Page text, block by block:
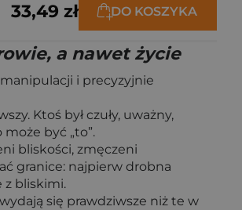
33,49 zł DO KOSZYKA
a nawet życie
i precyzyjnie
Ktoś był czuły, uważny,
może być „to”.
bliskości, zmęczeni
granice: najpierw drobna
z bliskimi.
się prawdziwsze niż te w